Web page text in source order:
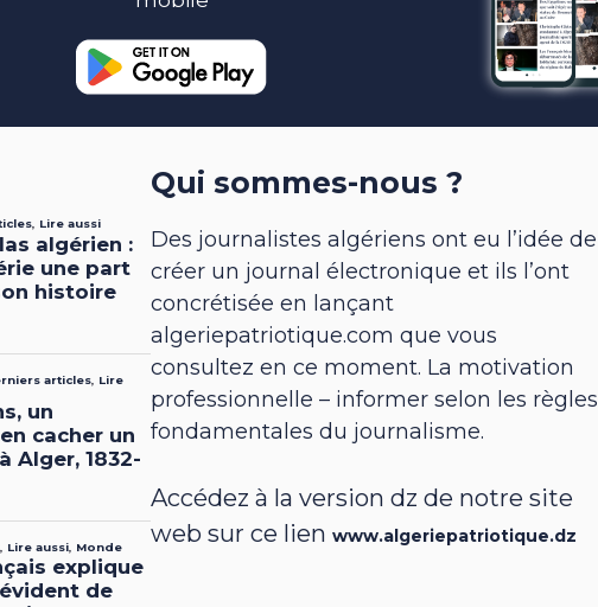
Qui sommes-nous ?
Des journalistes algériens ont eu l’idée de
créer un journal électronique et ils l’ont
concrétisée en lançant
algeriepatriotique.com que vous
consultez en ce moment. La motivation
professionnelle – informer selon les règles
fondamentales du journalisme.
Accédez à la version dz de notre site
web sur ce lienwww.algeriepatriotique.dz